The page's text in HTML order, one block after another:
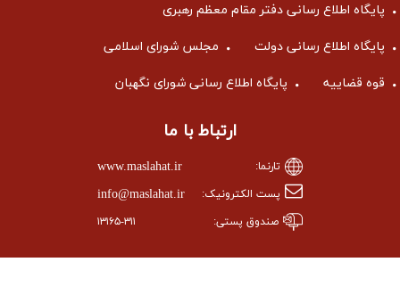
پایگاه اطلاع رسانی دفتر مقام معظم رهبری
پایگاه اطلاع رسانی دولت مجلس شورای اسلامی
قوه قضاییه پایگاه اطلاع رسانی شورای نگهبان
ارتباط با ما
تارنما: www.maslahat.ir
پست الکترونیک: info@maslahat.ir
صندوق پستی: ۱۳۱۶۵-۳۱۱